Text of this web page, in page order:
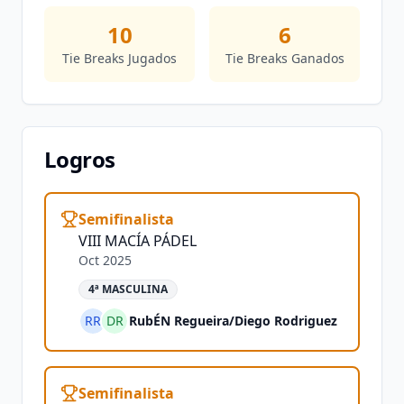
10
Tie Breaks Jugados
6
Tie Breaks Ganados
Logros
Semifinalista
VIII MACÍA PÁDEL
Oct 2025
4ª MASCULINA
RR DR RubÉN Regueira/Diego Rodriguez
Semifinalista